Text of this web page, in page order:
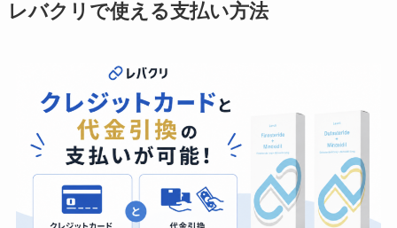
レバクリで使える支払い方法